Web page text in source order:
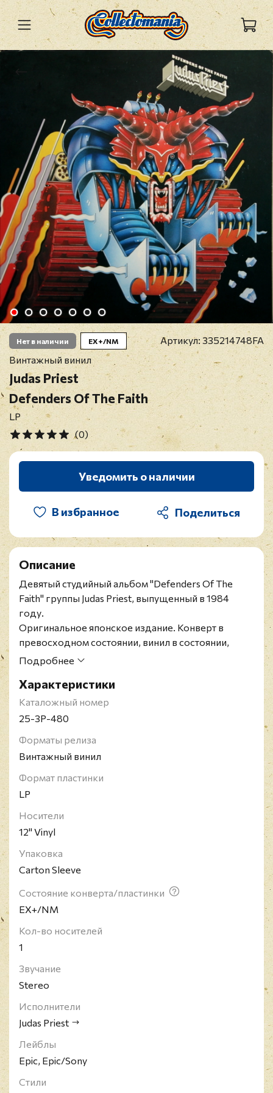
Нет в наличии EX+/NM Артикул: 335214748FA
Винтажный винил
Judas Priest
Defenders Of The Faith
LP
(0)
Уведомить о наличии
В избранное
Описание
Девятый студийный альбом "Defenders Of The
Faith" группы Judas Priest, выпущенный в 1984
году.
Оригинальное японское издание. Конверт в
превосходном состоянии, винил в состоянии,
близком к идеальному. OBI отсутствует, вкладка в
Британская группа Judas Priest образовалась в
1969 году и успешно выступает до сих пор.
Считается одно из команд, которая определила
годах. В активе группы насчитывается 16
студийных альбомов, 5 концертных и 17
сборников, которые разошлись общим тиражом
в 40 миллионов копий
Подробнее
Характеристики
Каталожный номер
25-3P-480
Форматы релиза
Винтажный винил
Формат пластинки
LP
Носители
12" Vinyl
Упаковка
Carton Sleeve
Состояние конверта/пластинки
EX+/NM
Кол-во носителей
1
Звучание
Stereo
Исполнители
Judas Priest
Лейблы
Epic, Epic/Sony
Стили